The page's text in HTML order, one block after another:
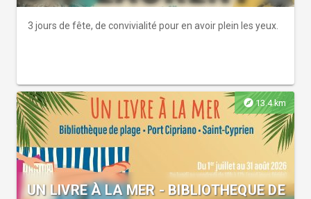
3 jours de fête, de convivialité pour en avoir plein les yeux.
explore13.4 km
UN LIVRE À LA MER - BIBLIOTHEQUE DE